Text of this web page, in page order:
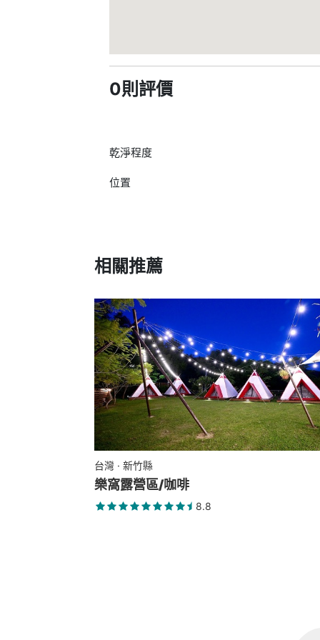
0則評價
乾淨程度
位置
相關推薦
台灣 · 新竹縣
樂窩露營區/咖啡
8.8